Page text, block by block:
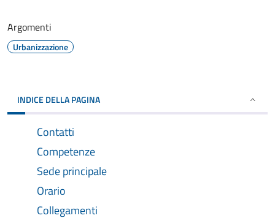
Argomenti
Urbanizzazione
INDICE DELLA PAGINA
Contatti
Competenze
Sede principale
Orario
Collegamenti